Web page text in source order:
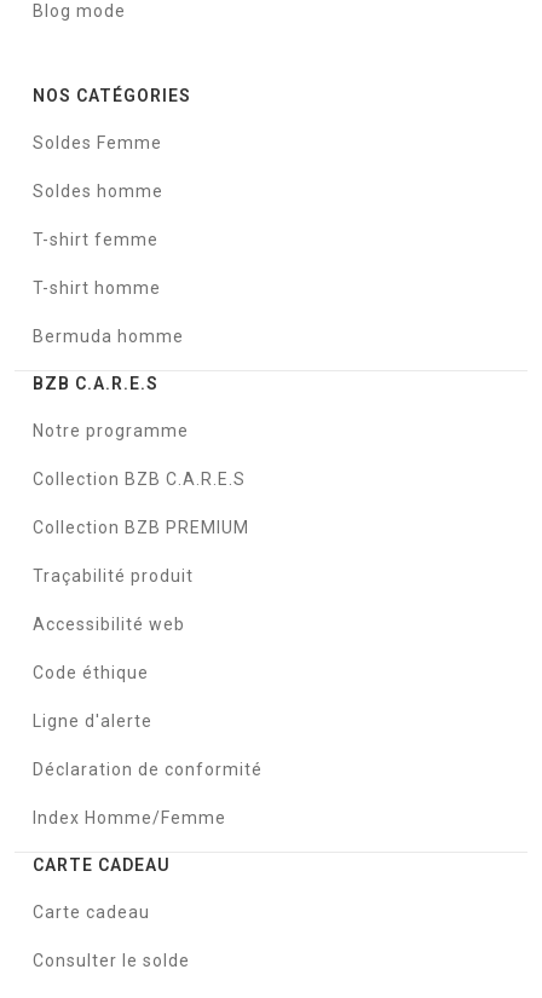
Blog mode
NOS CATÉGORIES
Soldes Femme
Soldes homme
T-shirt femme
T-shirt homme
Bermuda homme
BZB C.A.R.E.S
Notre programme
Collection BZB C.A.R.E.S
Collection BZB PREMIUM
Traçabilité produit
Accessibilité web
Code éthique
Ligne d'alerte
Déclaration de conformité
Index Homme/Femme
CARTE CADEAU
Carte cadeau
Consulter le solde